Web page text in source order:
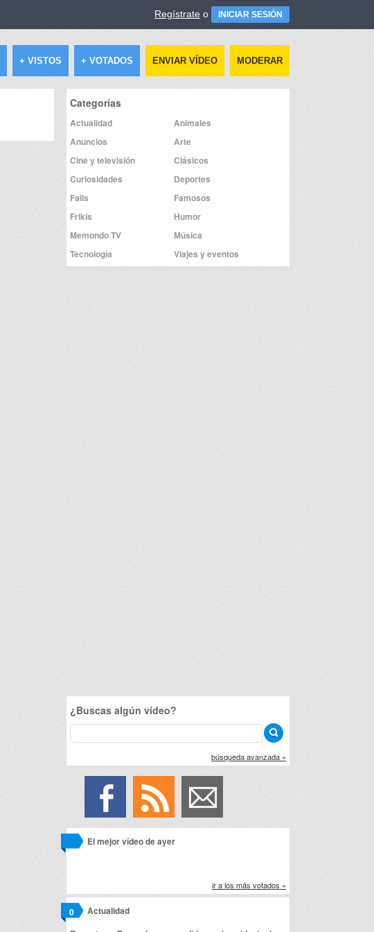
Regístrate o INICIAR SESIÓN
+ VISTOS + VOTADOS ENVIAR VÍDEO MODERAR
Categorías
Actualidad
Animales
Anuncios
Arte
Cine y televisión
Clásicos
Curiosidades
Deportes
Fails
Famosos
Frikis
Humor
Memondo TV
Música
Tecnología
Viajes y eventos
¿Buscas algún vídeo?
búsqueda avanzada »
El mejor vídeo de ayer
ir a los más votados »
Actualidad
0